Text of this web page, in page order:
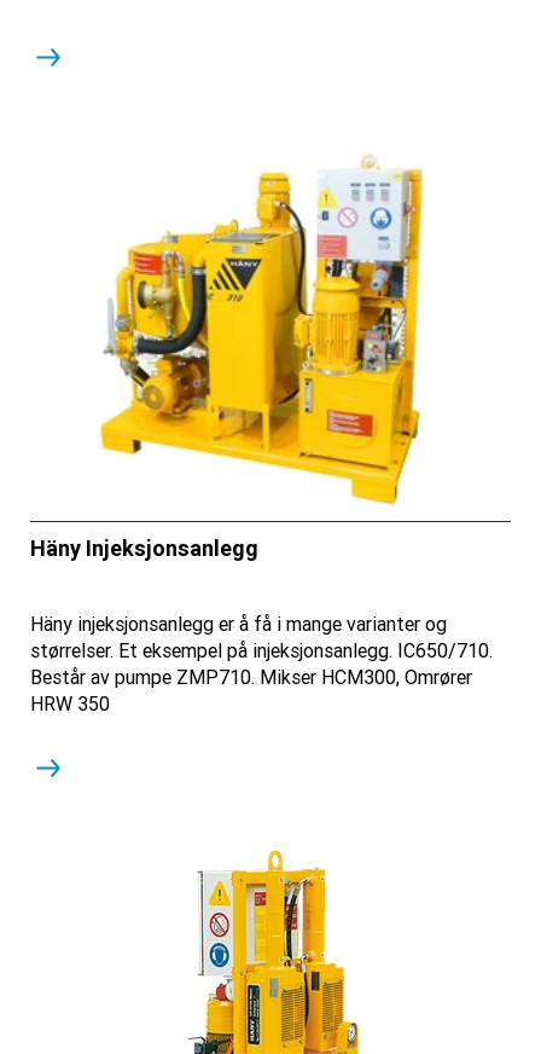
Häny Injeksjonsanlegg
Häny injeksjonsanlegg er å få i mange varianter og
størrelser. Et eksempel på injeksjonsanlegg. IC650/710.
Består av pumpe ZMP710. Mikser HCM300, Omrører
HRW 350